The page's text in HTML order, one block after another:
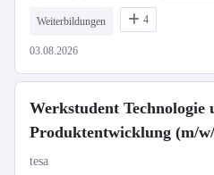
Weiterbildungen 4
03.08.2026
Werkstudent Technologie
Produktentwicklung (m/
tesa